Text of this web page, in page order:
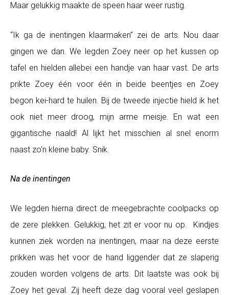
Maar gelukkig maakte de speen haar weer rustig.
“Ik ga de inentingen klaarmaken” zei de arts. Nou daar
gingen we dan. We legden Zoey neer op het kussen op
tafel en hielden allebei een handje van haar vast. De arts
prikte Zoey één voor één in beide beentjes en Zoey
begon kei-hard te huilen. Bij de tweede injectie hield ik het
ook niet meer droog, mijn arme meisje. En wat een
gigantische naald! Al lijkt het misschien al snel enorm
naast zo’n kleine baby. Snik.
Na de inentingen
We legden hierna direct de meegebrachte coolpacks op
de zere plekken. Gelukkig, het zit er voor nu op. Kindjes
kunnen ziek worden na inentingen, maar na deze eerste
prikken was het voor de hand liggender dat ze slaperig
zouden worden volgens de arts. Dit laatste was ook bij
Zoey het geval. Zij heeft deze dag vooral veel geslapen